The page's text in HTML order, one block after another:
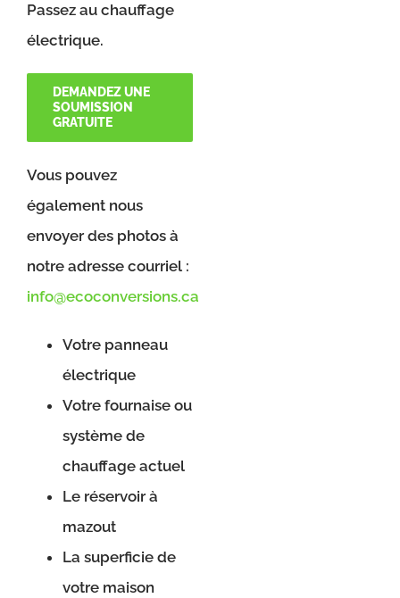
Passez au chauffage
électrique.
DEMANDEZ UNE
SOUMISSION
GRATUITE
Vous pouvez
également nous
envoyer des photos à
notre adresse courriel :
info@ecoconversions.ca
Votre panneau
électrique
Votre fournaise ou
système de
chauffage actuel
Le réservoir à
mazout
La superficie de
votre maison